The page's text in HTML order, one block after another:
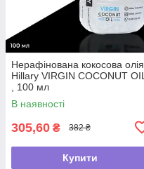
Нерафінована кокосова олія
Hillary VIRGIN COCONUT OIL
, 100 мл
В наявності
305,60 ₴ 382 ₴
Купити